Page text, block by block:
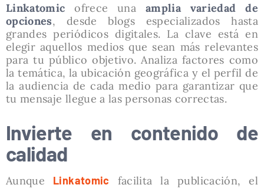
Linkatomicofrece una amplia variedad de
opciones, desde blogs especializados hasta
grandes periódicos digitales. La clave está en
elegir aquellos medios que sean más relevantes
para tu público objetivo. Analiza factores como
la temática, la ubicación geográfica y el perfil de
la audiencia de cada medio para garantizar que
tu mensaje llegue a las personas correctas.
Invierte en contenido de
calidad
Aunque Linkatomic
facilita la publicación, el